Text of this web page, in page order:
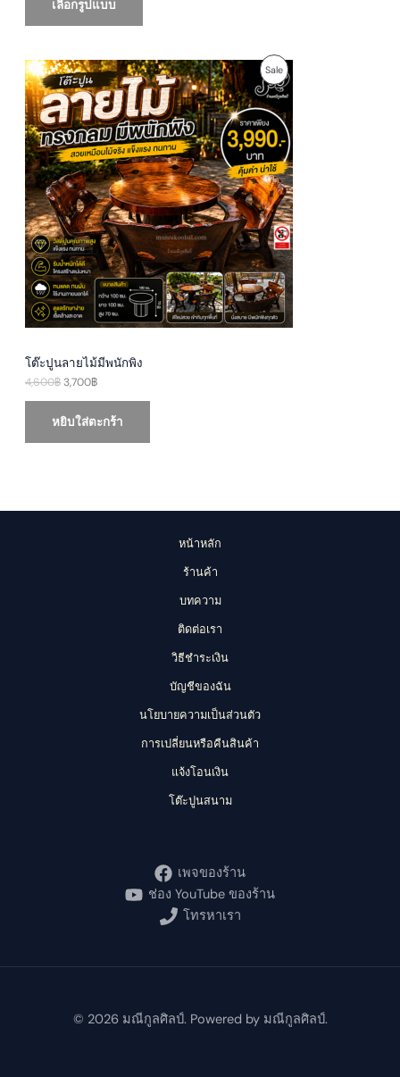
0
0
เลือกรูปแบบ
SaleP
R
O
D
U
C
T
O
N
S
โต๊ะปูนลายไม้มีพนักพิง
4,600฿
O
r
i
g
i
n
a
l
p
r
i
c
e
w
a
s
:
4
,
6
฿
3,700฿
C
r
r
e
n
t
p
r
i
c
e
i
s
3
,
7
0
0
หยิบใส่ตะกร้า
หน้าหลัก
ร้านค้า
บทความ
ติดต่อเรา
วิธีชำระเงิน
บัญชีของฉัน
นโยบายความเป็นส่วนตัว
การเปลี่ยนหรือคืนสินค้า
แจ้งโอนเงิน
โต๊ะปูนสนาม
เพจของร้าน
ช่อง YouTube ของร้าน
โทรหาเรา
© 2026 มณีกูลศิลป์. Powered by มณีกูลศิลป์.